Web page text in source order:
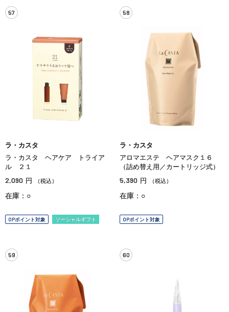
57
ラ・カスタ
ラ・カスタ ヘアケア トライア
ル ２１
2,090 円 （税込）
在庫：○
OPポイント対象 ソーシャルギフト
58
ラ・カスタ
アロマエステ ヘアマスク１６
（詰め替え用／カートリッジ式）
5,390 円 （税込）
在庫：○
OPポイント対象
59 60